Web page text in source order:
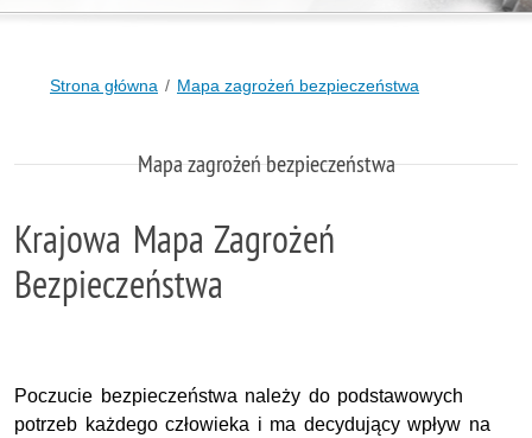
Strona główna Mapa zagrożeń bezpieczeństwa
Mapa zagrożeń bezpieczeństwa
Krajowa Mapa Zagrożeń
Bezpieczeństwa
Poczucie bezpieczeństwa należy do podstawowych
potrzeb każdego człowieka i ma decydujący wpływ na